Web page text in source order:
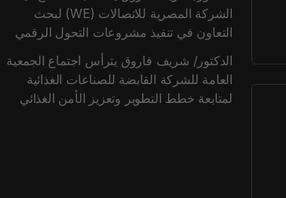
الشركة المصرية للاتصالات (WE) لبحث
التعاون في تنفيذ مشروعات التحول الرقمي
الدكتور/ شريف فاروق يترأس اجتماع الجمعية
العامة للشركة القابضة للصناعات الغذائية
لمتابعة خطط التطوير وتعزيز الأمن الغذائي